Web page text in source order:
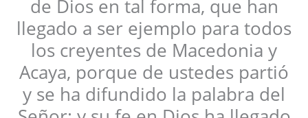
de Dios en tal forma, que han
llegado a ser ejemplo para todos
los creyentes de Macedonia y
Acaya, porque de ustedes partió
y se ha difundido la palabra del